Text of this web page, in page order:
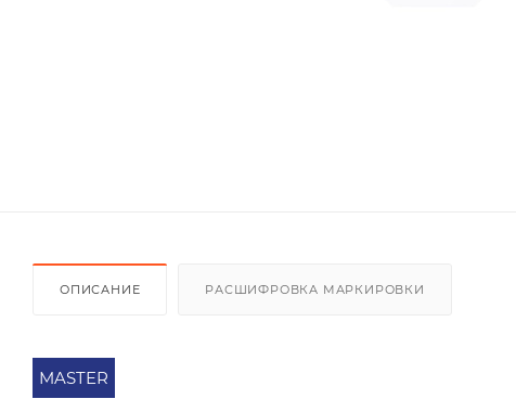
ОПИСАНИЕ РАСШИФРОВКА МАРКИРОВКИ
MASTER